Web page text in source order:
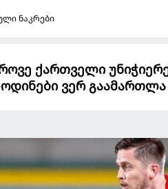
ნაკრები
ქართველი
ვერ გაამართლა